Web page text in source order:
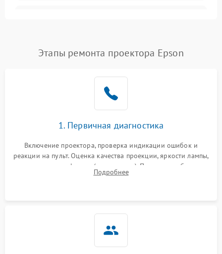
Нестабильная яркость или
контраст
4000 ₽ Подробнее →
Неравномерная подсветка
автоматическая коррекция
трапеции (Keystone)
Проблемы с
масштабированием
Подробнее →
Этапы ремонта проектора Epson
1. Первичная диагностика
Включение проектора, проверка индикации ошибок и
реакции на пульт. Оценка качества проекции, яркости лампы,
наличия артефактов (точки, пятна). Проверка работы
системы охлаждения по уровню шума вентиляторов.
Подробнее